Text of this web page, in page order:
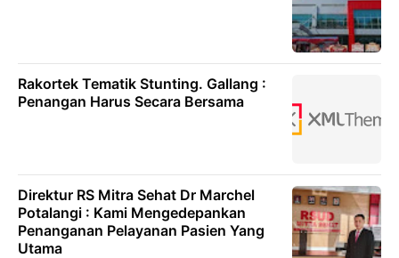
Rakortek Tematik Stunting. Gallang :
Penangan Harus Secara Bersama
Direktur RS Mitra Sehat Dr Marchel
Potalangi : Kami Mengedepankan
Penanganan Pelayanan Pasien Yang
Utama